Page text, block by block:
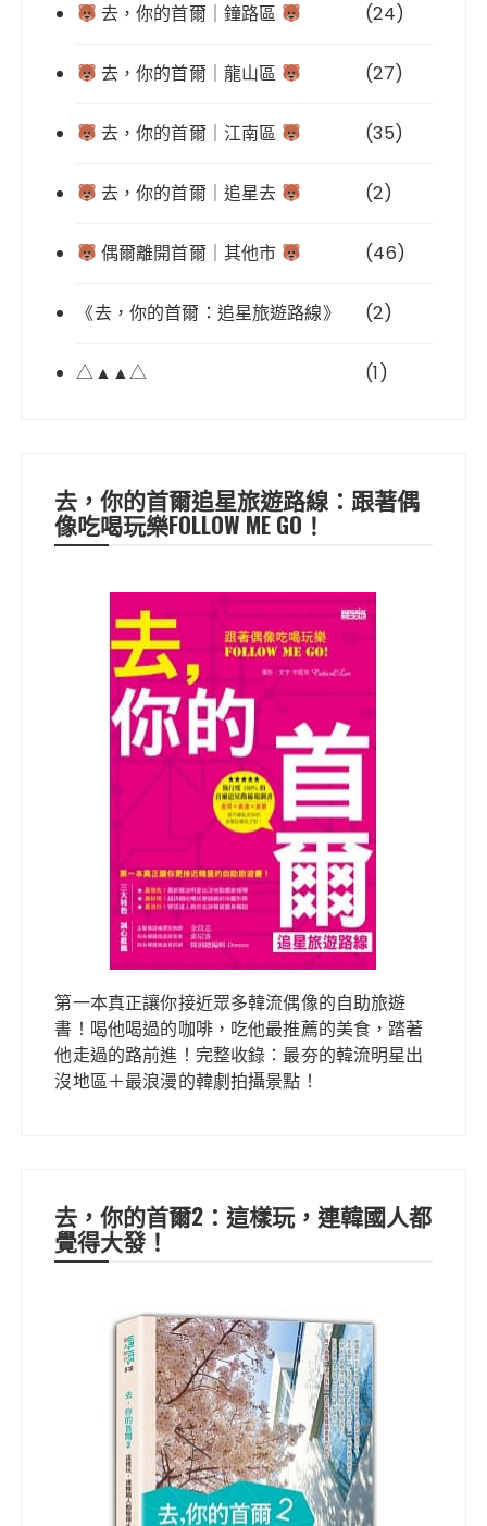
去，你的首爾｜鐘路區 (24)
去，你的首爾｜龍山區 (27)
去，你的首爾｜江南區 (35)
去，你的首爾｜追星去 (2)
偶爾離開首爾｜其他市 (46)
《去，你的首爾：追星旅遊路線》 (2)
△▲▲△ (1)
去，你的首爾追星旅遊路線：跟著偶
像吃喝玩樂FOLLOW ME GO！
第一本真正讓你接近眾多韓流偶像的自助旅遊
書！喝他喝過的咖啡，吃他最推薦的美食，踏著
他走過的路前進！完整收錄：最夯的韓流明星出
沒地區＋最浪漫的韓劇拍攝景點！
去，你的首爾2：這樣玩，連韓國人都
覺得大發！